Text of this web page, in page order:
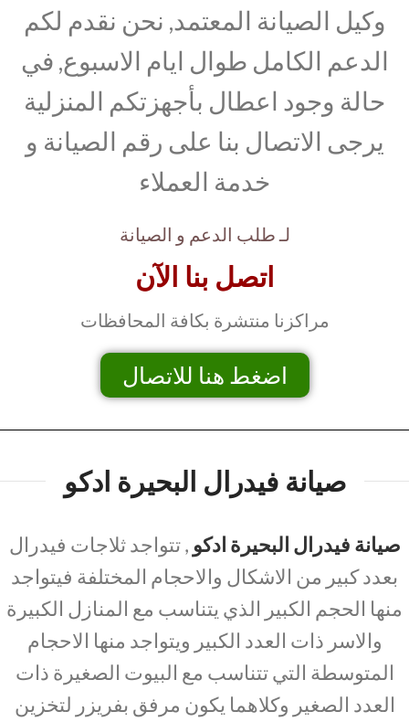
وكيل الصيانة المعتمد, نحن نقدم لكم
الدعم الكامل طوال ايام الاسبوع, في
حالة وجود اعطال بأجهزتكم المنزلية
يرجى الاتصال بنا على رقم الصيانة و
خدمة العملاء
لـ طلب الدعم و الصيانة
اتصل بنا الآن
مراكزنا منتشرة بكافة المحافظات
اضغط هنا للاتصال
صيانة فيدرال البحيرة ادكو
صيانة فيدرال البحيرة ادكو , تتواجد ثلاجات فيدرال
بعدد كبير من الاشكال والاحجام المختلفة فيتواجد
منها الحجم الكبير الذي يتناسب مع المنازل الكبيرة
والاسر ذات العدد الكبير ويتواجد منها الاحجام
المتوسطة التي تتناسب مع البيوت الصغيرة ذات
العدد الصغير وكلاهما يكون مرفق بفريزر لتخزين